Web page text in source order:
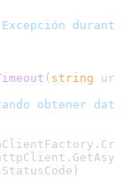
( string url
obtener